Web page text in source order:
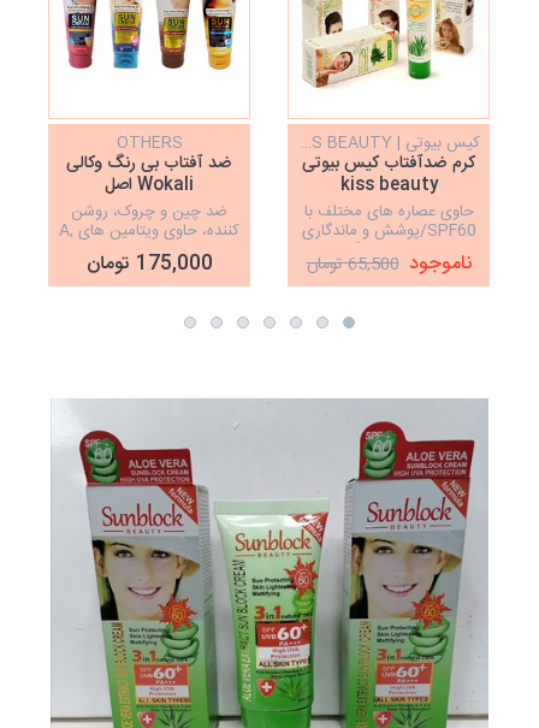
کیس بیوتی | KISS BEAUTY
کرم ضدآفتاب کیس بیوتی
kiss beauty
حاوی عصاره های مختلف با
SPF60/پوشش و ماندگاری
عالی/کیفیت بالا/رنگ طبیعی
ناموجود 65,500 تومان
OTHERS
ضد آفتاب بی رنگ وکالی
Wokali اصل
ضد چین و چروک، روشن
کننده، حاوی ویتامین های A,
C , E ، فرمولاسیون سبک
175,000 تومان